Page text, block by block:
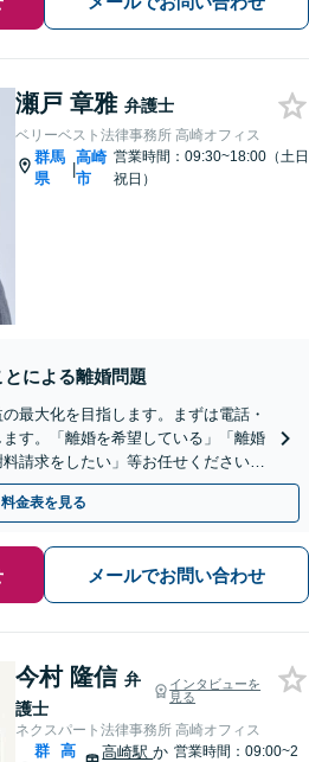
瀬戸 章雅 弁護士
ベリーベスト法律事務所 高崎オフィス
群馬
県
|
高崎
市
営業時間：09:30~18:00（土日
祝日）
による離婚問題
最大化を目指します。まずは電話・
す。「離婚を希望している」「離婚
請求をしたい」等お任せください。
料金表を見る
メールでお問い合わせ
今村 隆信 弁
護士
インタビューを
見る
ネクスパート法律事務所 高崎オフィス
群
高
高崎駅か 営業時間：09:00~2